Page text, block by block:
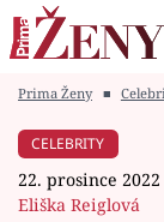
Módní alarm
Prima Ženy ■
CELEBRITY
22. prosince 2022
Eliška Reiglová